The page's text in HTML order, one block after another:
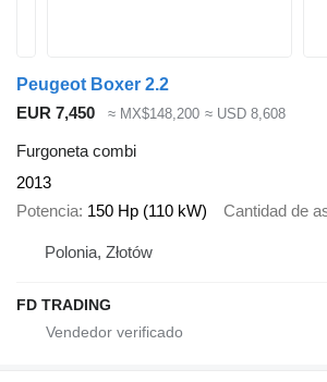
Peugeot Boxer 2.2
EUR 7,450
≈ MX$148,200 ≈ USD 8,608
Furgoneta combi
2013
Potencia 150 Hp (110 kW) Cantidad de
Polonia, Złotów
FD TRADING